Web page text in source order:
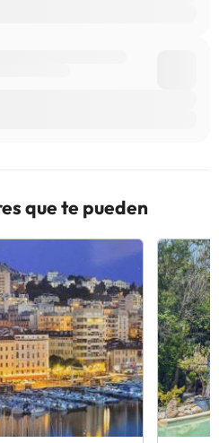
que te pueden